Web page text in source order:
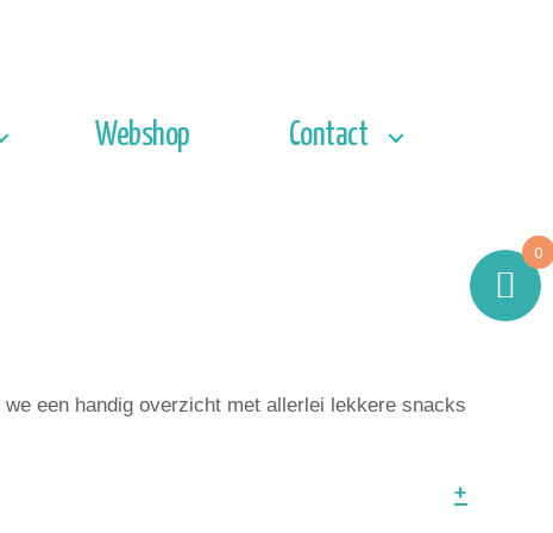
Webshop Contact
een handig overzicht met allerlei lekkere snacks
+
0